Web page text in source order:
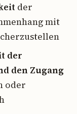
der
mit
der
den Zugang
oder